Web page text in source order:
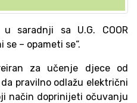
saradnji sa U.G. COOR
se – opameti se“.
za učenje djece od
pravilno odlažu električni
način doprinijeti očuvanju